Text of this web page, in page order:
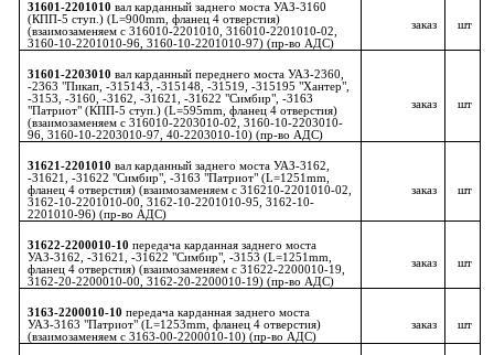
31601-2201010 вал карданный заднего моста УАЗ-3160
(КПП-5 ступ.) (L=900mm, фланец 4 отверстия)
(взаимозаменяем с 316010-2201010, 316010-2201010-02,
3160-10-2201010-96, 3160-10-2201010-97) (пр-во АДС)
заказ шт
31601-2203010 вал карданный переднего моста УАЗ-2360,
-2363 "Пикап, -315143, -315148, -31519, -315195 "Хантер",
-3153, -3160, -3162, -31621, -31622 "Симбир", -3163
"Патриот" (КПП-5 ступ.) (L=595mm, фланец 4 отверстия)
(взаимозаменяем с 316010-2203010-02, 3160-10-2203010-
96, 3160-10-2203010-97, 40-2203010-10) (пр-во АДС)
заказ шт
31621-2201010 вал карданный заднего моста УАЗ-3162,
-31621, -31622 "Симбир", -3163 "Патриот" (L=1251mm,
фланец 4 отверстия) (взаимозаменяем с 316210-2201010-02,
3162-10-2201010-00, 3162-10-2201010-95, 3162-10-
2201010-96) (пр-во АДС)
заказ шт
31622-2200010-10 передача карданная заднего моста
УАЗ-3162, -31621, -31622 "Симбир", -3153 (L=1251mm,
фланец 4 отверстия) (взаимозаменяем с 31622-2200010-19,
3162-20-2200010-00, 3162-20-2200010-19) (пр-во АДС)
заказ шт
3163-2200010-10 передача карданная заднего моста
УАЗ-3163 "Патриот" (L=1253mm, фланец 4 отверстия)
(взаимозаменяем с 3163-00-2200010-10) (пр-во АДС)
заказ шт